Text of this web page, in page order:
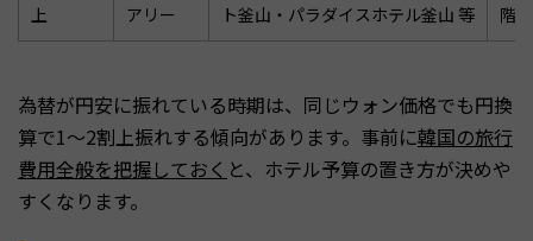
上
アリー
ト釜山・パラダイスホテル釜山 等
階
為替が円安に振れている時期は、同じウォン価格でも円換
算で1〜2割上振れする傾向があります。事前に韓国の旅行
費用全般を把握しておく と、ホテル予算の置き方が決めや
すくなります。